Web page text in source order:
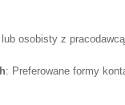
osobisty z pracodawcą
: Preferowane formy